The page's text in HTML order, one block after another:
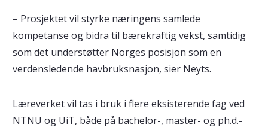
– Prosjektet vil styrke næringens samlede
kompetanse og bidra til bærekraftig vekst, samtidig
som det understøtter Norges posisjon som en
verdensledende havbruksnasjon, sier Neyts.
Læreverket vil tas i bruk i flere eksisterende fag ved
NTNU og UiT, både på bachelor-, master- og ph.d.-